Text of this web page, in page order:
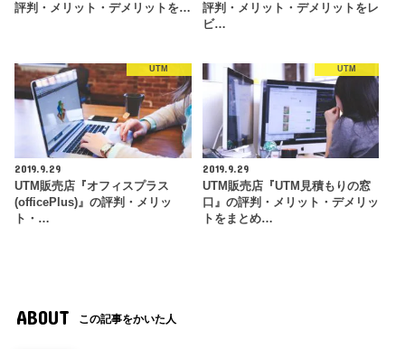
評判・メリット・デメリットを…
評判・メリット・デメリットをレ
ビ…
UTM
2019.9.29
UTM販売店『オフィスプラス
(officePlus)』の評判・メリッ
ト・…
UTM
2019.9.29
UTM販売店『UTM見積もりの窓
口』の評判・メリット・デメリッ
トをまとめ…
ABOUT この記事をかいた人